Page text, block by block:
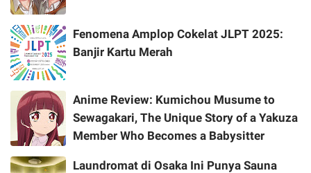
Fenomena Amplop Cokelat JLPT 2025:
Banjir Kartu Merah
Anime Review: Kumichou Musume to
Sewagakari, The Unique Story of a Yakuza
Member Who Becomes a Babysitter
Laundromat di Osaka Ini Punya Sauna